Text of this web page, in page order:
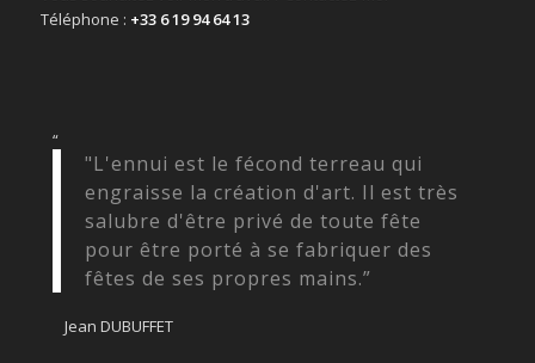
Téléphone : +33 6 19 94 64 13
“
"L'ennui est le fécond terreau qui
engraisse la création d'art. Il est très
salubre d'être privé de toute fête
pour être porté à se fabriquer des
fêtes de ses propres mains.”
Jean DUBUFFET